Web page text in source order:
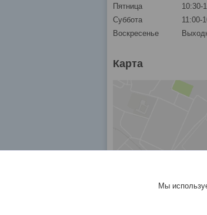
Пятница
10:30-
Суббота
11:00-
Воскресенье
Карта
Мы